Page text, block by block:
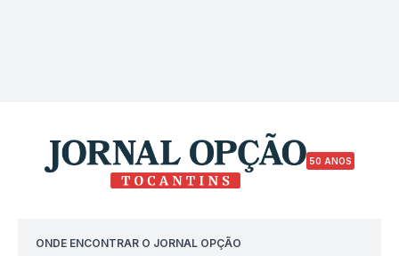
50 ANOS
ONDE ENCONTRAR O JORNAL OPÇÃO